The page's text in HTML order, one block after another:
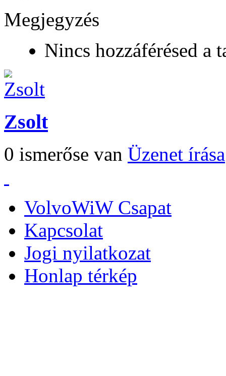
Megjegyzés
Nincs hozzáférésed a
Zsolt
0 ismerőse van Üzenet írása
VolvoWiW Csapat
Kapcsolat
Jogi nyilatkozat
Honlap térkép